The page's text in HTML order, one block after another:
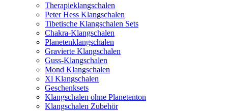
Therapieklangschalen
Peter Hess Klangschalen
Tibetische Klangschalen Sets
Chakra-Klangschalen
Planetenklangschalen
Gravierte Klangschalen
Guss-Klangschalen
Mond Klangschalen
Xl Klangschalen
Geschenksets
Klangschalen ohne Planetenton
Klangschalen Zubehör